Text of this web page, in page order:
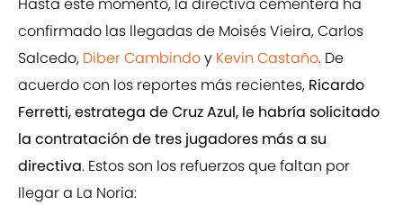
confirmado las llegadas de Moisés Vieira, Carlos
Salcedo, Diber Cambindoy Kevin Castaño. De
acuerdo con los reportes más recientes, Ricardo
Ferretti, estratega de Cruz Azul, le habría solicitado
la contratación de tres jugadores más a su
directiva. Estos son los refuerzos que faltan por
llegar a La Noria: